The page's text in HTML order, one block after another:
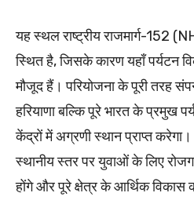
यह स्थल राष्ट्रीय राजमार्ग-152
स्थित है, जिसके कारण यहाँ पर्यटन
मौजूद हैं। परियोजना के पूरी तरह
हरियाणा बल्कि पूरे भारत के प्रमुख
केंद्रों में अग्रणी स्थान प्राप्त
स्थानीय स्तर पर युवाओं के लिए
होंगे और पूरे क्षेत्र के आर्थिक विकास